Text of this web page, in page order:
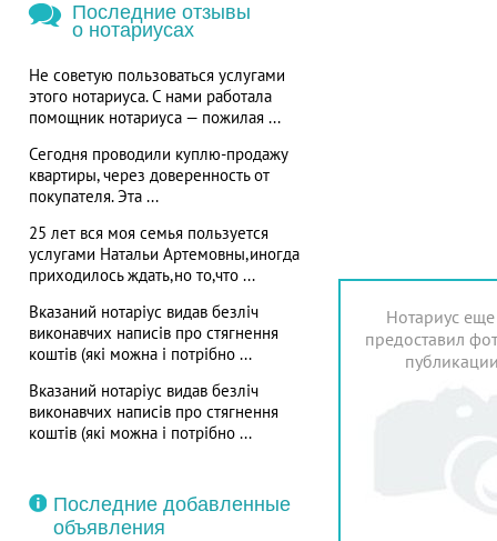
Последние отзывы
о нотариусах
Не советую пользоваться услугами
этого нотариуса. С нами работала
помощник нотариуса — пожилая ...
Сегодня проводили куплю-продажу
квартиры, через доверенность от
покупателя. Эта ...
25 лет вся моя семья пользуется
услугами Натальи Артемовны,иногда
приходилось ждать,но то,что ...
Вказаний нотаріус видав безліч
виконавчих написів про стягнення
коштів (які можна і потрібно ...
Вказаний нотаріус видав безліч
виконавчих написів про стягнення
коштів (які можна і потрібно ...
Последние добавленные
объявления
Нотариус
предоставил